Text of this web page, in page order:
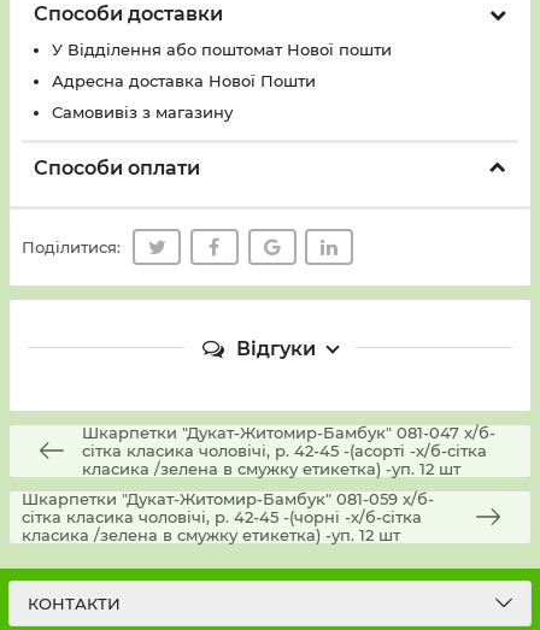
Способи доставки
У Вiддiлення або поштомат Нової пошти
Адресна доставка Нової Пошти
Самовивіз з магазину
Способи оплати
Поділитися:
Відгуки
Шкарпетки "Дукат-Житомир-Бамбук" 081-047 х/б-
сітка класика чоловічі, р. 42-45 -(асорті -х/б-сітка
класика /зелена в смужку етикетка) -уп. 12 шт
Шкарпетки "Дукат-Житомир-Бамбук" 081-059 х/б-
сітка класика чоловічі, р. 42-45 -(чорні -х/б-сітка
класика /зелена в смужку етикетка) -уп. 12 шт
КОНТАКТИ